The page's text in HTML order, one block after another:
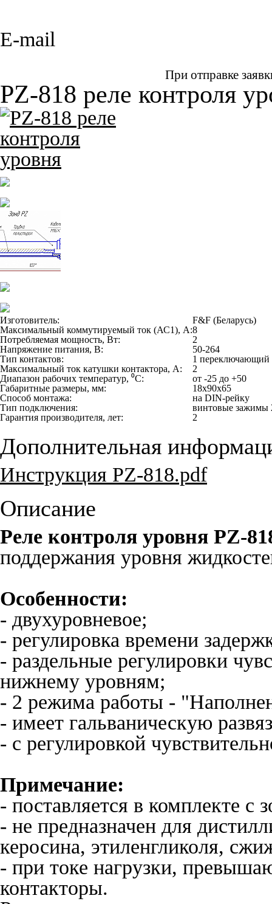
E-mail
При отправке
PZ-818 реле контроля
Изготовитель:
F&F (Беларусь)
Максимальный коммутируемый ток (АС1), А:8
Потребляемая мощность, Вт:
2
Напряжение питания, В:
50-264
Тип контактов:
1 переключающий
Максимальный ток катушки контактора, А:
2
Диапазон рабочих температур, ⁰С:
от -25 до +50
Габаритные размеры, мм:
18х90х65
Способ монтажа:
на DIN-рейку
Тип подключения:
винтовые зажимы
Гарантия производителя, лет:
2
Дополнительная
Инструкция PZ-818.pdf
Описание
Реле контроля уровня PZ-
поддержания уровня
Особенности:
- двухуровневое;
- регулировка времени
- раздельные регулировки
нижнему уровням;
- 2 режима работы -
- имеет гальваническую
- с регулировкой
Примечание:
- поставляется в комплекте с
- не предназначен для
керосина, этиленгликоля,
- при токе нагрузки,
контакторы.